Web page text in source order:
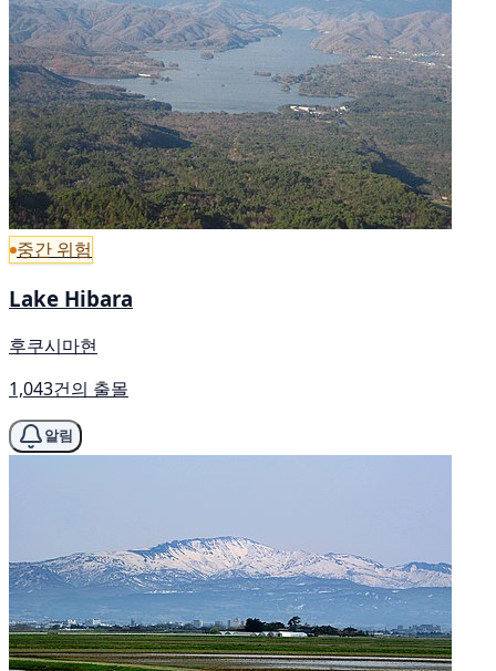
중간 위험
Lake Hibara
후쿠시마현
1,043건의 출몰
알림